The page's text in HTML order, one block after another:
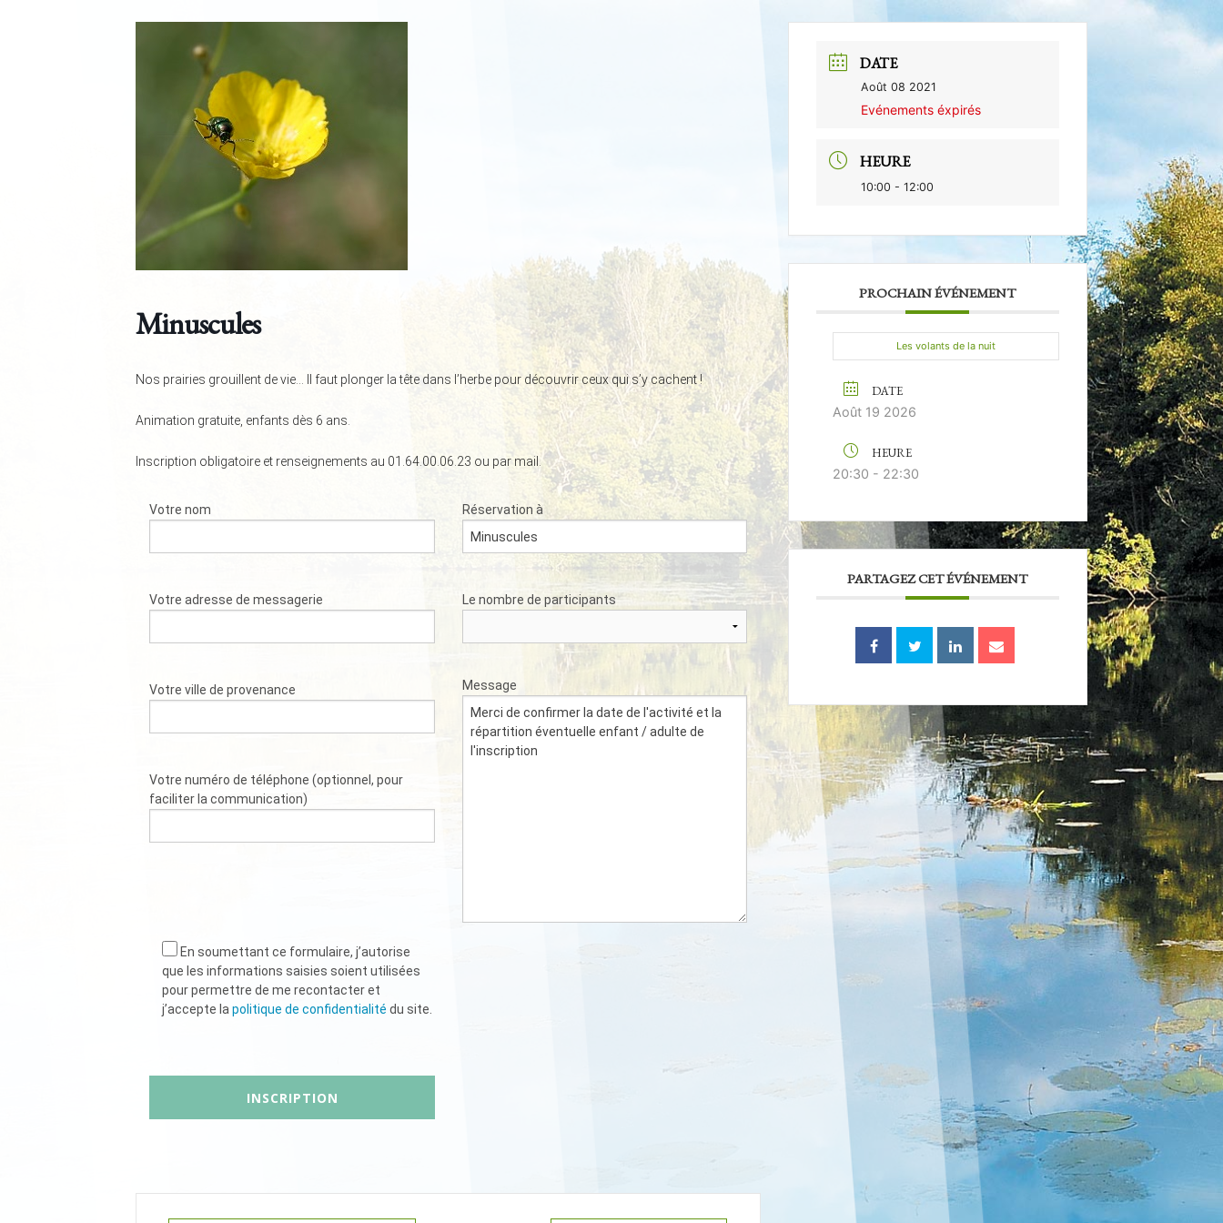
Minuscules
Nos prairies grouillent de vie… Il faut plonger la tête dans l’herbe pour découvrir ceux qui s’y cachent !
Animation gratuite, enfants dès 6 ans.
Inscription obligatoire et renseignements au 01.64.00.06.23 ou par mail.
Votre nom
Votre adresse de messagerie
Votre ville de provenance
Votre numéro de téléphone (optionnel, pour
faciliter la communication)
Réservation à
Le nombre de participants
Message
En soumettant ce formulaire, j’autorise
que les informations saisies soient utilisées
pour permettre de me recontacter et
j’accepte lapolitique de confidentialité du site.
DATE
Août 08 2021
Evénements éxpirés
HEURE
10:00 - 12:00
PROCHAIN ÉVÉNEMENT
Les volants de la nuit
DATE
Août 19 2026
HEURE
20:30 - 22:30
PARTAGEZ CET ÉVÉNEMENT